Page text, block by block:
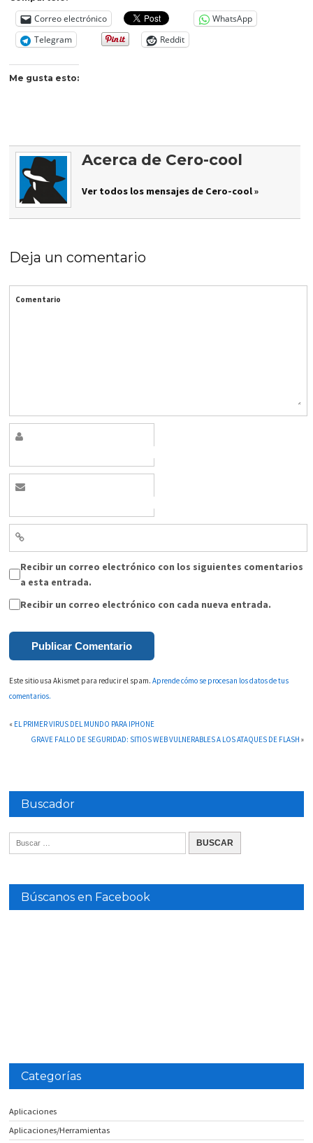
Correo electrónico
WhatsApp
Telegram
Reddit
Me gusta esto:
Acerca de Cero-cool
Ver todos los mensajes de Cero-cool »
Deja un comentario
Comentario
Recibir un correo electrónico con los siguientes comentarios
a esta entrada.
Recibir un correo electrónico con cada nueva entrada.
Este sitio usa Akismet para reducir el spam.Aprende cómo se procesan los datos de tus
comentarios.
« EL PRIMER VIRUS DEL MUNDO PARA IPHONE
GRAVE FALLO DE SEGURIDAD: SITIOS WEB VULNERABLES A LOS ATAQUES DE FLASH »
Buscador
Búscanos en Facebook
Categorías
Aplicaciones
Aplicaciones/Herramientas